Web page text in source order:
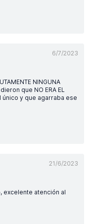
6/7/2023
NINGUNA
que NO ERA EL
único y que agarraba ese
21/6/2023
excelente atención al